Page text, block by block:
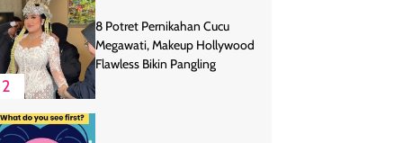
2
8 Potret Pernikahan Cucu
Megawati, Makeup Hollywood
Flawless Bikin Pangling